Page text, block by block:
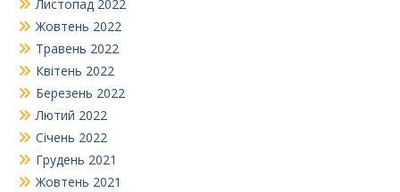
Листопад 2022
Жовтень 2022
Травень 2022
Квітень 2022
Березень 2022
Лютий 2022
Січень 2022
Грудень 2021
Жовтень 2021